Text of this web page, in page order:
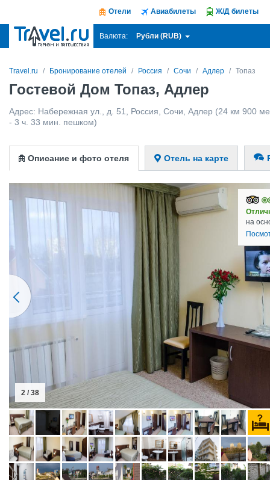
Отели Авиабилеты Ж/Д билеты
Валюта: Рубли (RUB)
Travel.ru Бронирование отелей Россия Сочи Адлер Топаз
Гостевой Дом Топаз, Адлер
Адрес: Набережная ул., д. 51 Россия Сочи Адлер (24 км 900
- 3 ч. 33 мин. пешком)
Описание и фото отеля Отель на карте
на
2 / 38